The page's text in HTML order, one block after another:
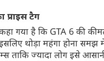
प्राइस टैग
गया है कि GTA 6 की
थोड़ा महंगा होना
ताकि ज्यादा लोग इसे